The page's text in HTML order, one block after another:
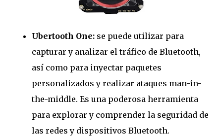
Ubertooth One: se puede utilizar para
capturar y analizar el tráfico de Bluetooth,
así como para inyectar paquetes
personalizados y realizar ataques man-in-
the-middle. Es una poderosa herramienta
para explorar y comprender la seguridad de
las redes y dispositivos Bluetooth.